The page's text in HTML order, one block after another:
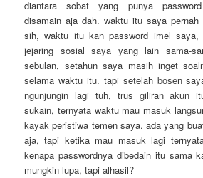
diantara sobat yang punya
disamain aja dah. waktu itu saya
sih, waktu itu kan password imel saya,
jejaring sosial saya yang lain sama-
sebulan, setahun saya masih inget
selama waktu itu. tapi setelah bosen
ngunjungin lagi tuh, trus giliran akun
sukain, ternyata waktu mau masuk
kayak peristiwa temen saya. ada yang
aja, tapi ketika mau masuk lagi
kenapa passwordnya dibedain itu sama
mungkin lupa, tapi alhasil?